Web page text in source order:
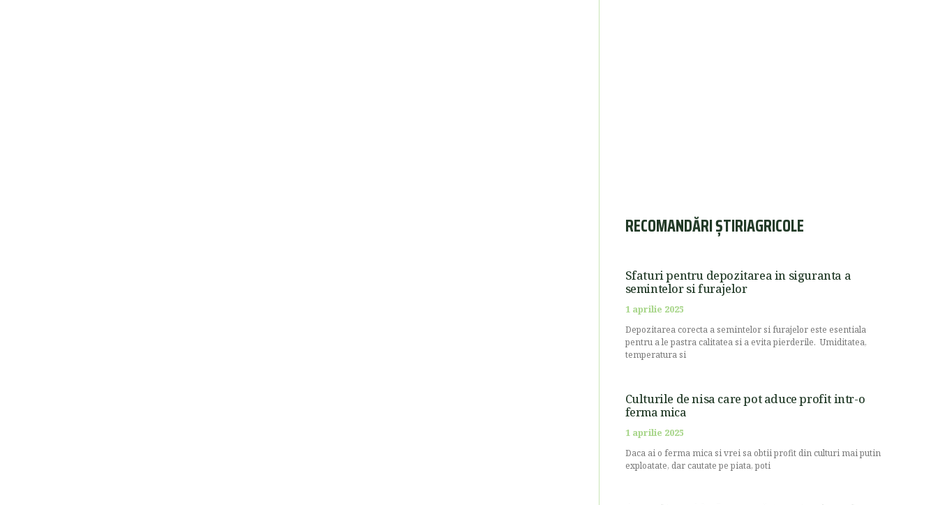
RECOMANDĂRI ȘTIRIAGRICOLE
Sfaturi pentru depozitarea in siguranta a
semintelor si furajelor
1 aprilie 2025
Depozitarea corecta a semintelor si furajelor este esentiala
pentru a le pastra calitatea si a evita pierderile. Umiditatea,
temperatura si
Culturile de nisa care pot aduce profit intr-o
ferma mica
1 aprilie 2025
Daca ai o ferma mica si vrei sa obtii profit din culturi mai putin
exploatate, dar cautate pe piata, poti